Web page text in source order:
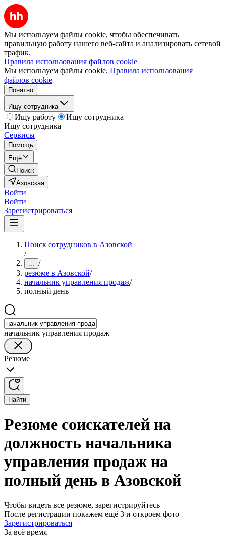
Мы используем файлы cookie, чтобы обеспечивать
правильную работу нашего веб-сайта и анализировать сетевой
трафик.
Правила использования файлов cookie
Мы используем файлы cookie. Правила использования
файлов cookie
Понятно
Ищу сотрудника
Ищу работу
Ищу сотрудника
Ищу сотрудника
Сервисы
Помощь
Ещё
Поиск
Азовская
Войти
Войти
Зарегистрироваться
Поиск сотрудников в Азовской
/
... /
резюме в Азовской/
начальник управления продаж/
полный день
начальник управления продаж
Резюме
Найти
Резюме соискателей на
должность начальника
управления продаж на
полный день в Азовской
Чтобы видеть все резюме, зарегистрируйтесь
После регистрации покажем ещё 3 и откроем фото
Зарегистрироваться
За всё время